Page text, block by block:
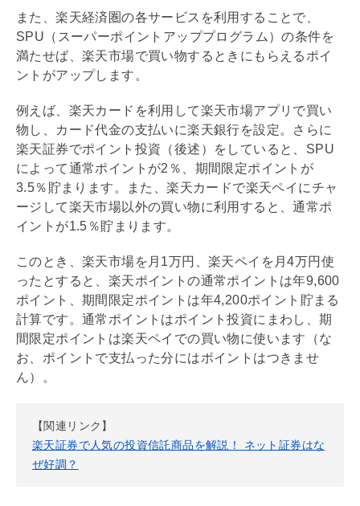
また、楽天経済圏の各サービスを利用することで、
SPU（スーパーポイントアッププログラム）の条件を
満たせば、楽天市場で買い物するときにもらえるポイ
ントがアップします。
例えば、楽天カードを利用して楽天市場アプリで買い
物し、カード代金の支払いに楽天銀行を設定。さらに
楽天証券でポイント投資（後述）をしていると、SPU
によって通常ポイントが2％、期間限定ポイントが
3.5％貯まります。また、楽天カードで楽天ペイにチャ
ージして楽天市場以外の買い物に利用すると、通常ポ
イントが1.5％貯まります。
このとき、楽天市場を月1万円、楽天ペイを月4万円使
ったとすると、楽天ポイントの通常ポイントは年9,600
ポイント、期間限定ポイントは年4,200ポイント貯まる
計算です。通常ポイントはポイント投資にまわし、期
間限定ポイントは楽天ペイでの買い物に使います（な
お、ポイントで支払った分にはポイントはつきませ
ん）。
【関連リンク】
楽天証券で人気の投資信託商品を解説！ ネット証券はな
ぜ好調？